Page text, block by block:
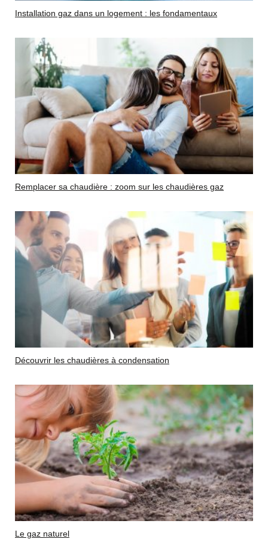
Installation gaz dans un logement : les fondamentaux
Remplacer sa chaudière : zoom sur les chaudières gaz
Découvrir les chaudières à condensation
Le gaz naturel